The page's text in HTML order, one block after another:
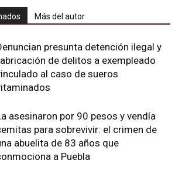
Más del autor
presunta detención ilegal y
de delitos a exempleado
al caso de sueros
asesinaron por 90 pesos y vendía
para sobrevivir: el crimen de
abuelita de 83 años que
a Puebla